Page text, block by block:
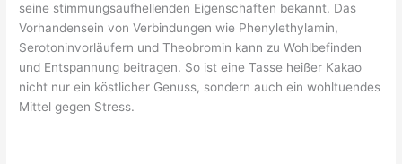
seine stimmungsaufhellenden Eigenschaften bekannt. Das
Vorhandensein von Verbindungen wie Phenylethylamin,
Serotoninvorläufern und Theobromin kann zu Wohlbefinden
und Entspannung beitragen. So ist eine Tasse heißer Kakao
nicht nur ein köstlicher Genuss, sondern auch ein wohltuendes
Mittel gegen Stress.